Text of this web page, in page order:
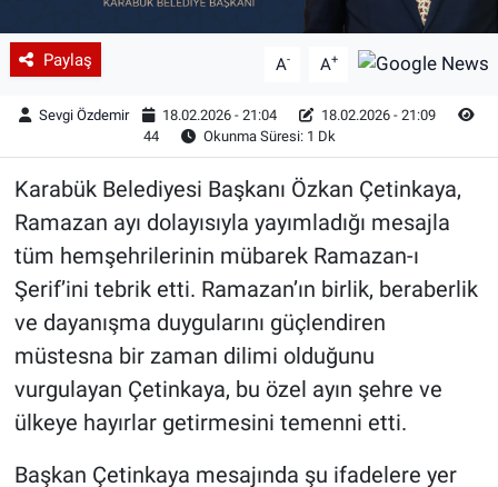
Paylaş A- A+
Sevgi Özdemir 18.02.2026 - 21:04
18.02.2026 - 21:09
44
Okunma Süresi: 1 Dk
Karabük Belediyesi Başkanı Özkan Çetinkaya,
Ramazan ayı dolayısıyla yayımladığı mesajla
tüm hemşehrilerinin mübarek Ramazan-ı
Şerif’ini tebrik etti. Ramazan’ın birlik, beraberlik
ve dayanışma duygularını güçlendiren
müstesna bir zaman dilimi olduğunu
vurgulayan Çetinkaya, bu özel ayın şehre ve
ülkeye hayırlar getirmesini temenni etti.
Başkan Çetinkaya mesajında şu ifadelere yer